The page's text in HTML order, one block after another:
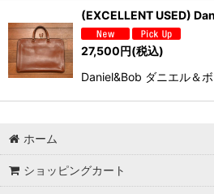
(EXCELLENT USED)
27,500円(税込)
Daniel&Bob ダニエル＆
ホーム
ショッピングカート